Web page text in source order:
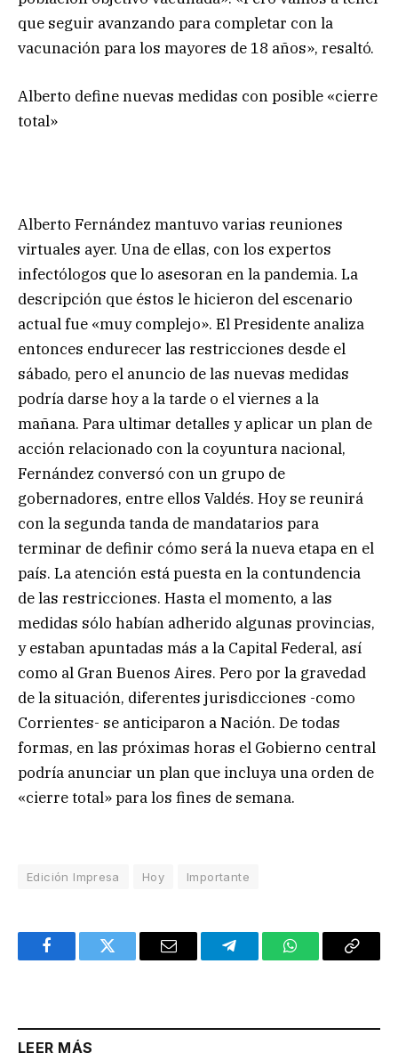
que seguir avanzando para completar con la
vacunación para los mayores de 18 años», resaltó.
Alberto define nuevas medidas con posible «cierre
total»
Alberto Fernández mantuvo varias reuniones
virtuales ayer. Una de ellas, con los expertos
infectólogos que lo asesoran en la pandemia. La
descripción que éstos le hicieron del escenario
actual fue «muy complejo». El Presidente analiza
entonces endurecer las restricciones desde el
sábado, pero el anuncio de las nuevas medidas
podría darse hoy a la tarde o el viernes a la
mañana. Para ultimar detalles y aplicar un plan de
acción relacionado con la coyuntura nacional,
Fernández conversó con un grupo de
gobernadores, entre ellos Valdés. Hoy se reunirá
con la segunda tanda de mandatarios para
terminar de definir cómo será la nueva etapa en el
país. La atención está puesta en la contundencia
de las restricciones. Hasta el momento, a las
medidas sólo habían adherido algunas provincias,
y estaban apuntadas más a la Capital Federal, así
como al Gran Buenos Aires. Pero por la gravedad
de la situación, diferentes jurisdicciones -como
Corrientes- se anticiparon a Nación. De todas
formas, en las próximas horas el Gobierno central
podría anunciar un plan que incluya una orden de
«cierre total» para los fines de semana.
Edición Impresa Hoy Importante
FacebookTwitter Email TelegramWhatsAppCopy
LEER MÁS